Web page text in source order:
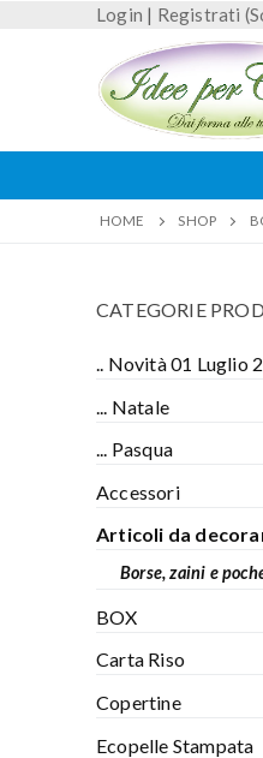
Login | Registrati
HOME SHOP
CATEGORIE
.. Novità 01 Luglio
... Natale
... Pasqua
Accessori
Articoli da
Borse, zaini e
BOX
Carta Riso
Copertine
Ecopelle Stampata